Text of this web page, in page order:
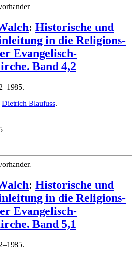
: Historische und
in die Religions-
Evangelisch-
Band 4,2
Dietrich Blaufuss.
: Historische und
in die Religions-
Evangelisch-
Band 5,1